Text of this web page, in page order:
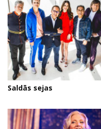
Saldās sejas